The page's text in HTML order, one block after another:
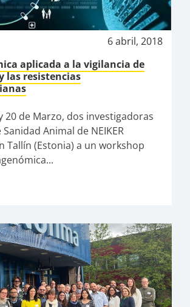
6 abril, 2018
aplicada a la vigilancia de
las resistencias
20 de Marzo, dos investigadoras
Animal de NEIKER
Tallín (Estonia) a un workshop